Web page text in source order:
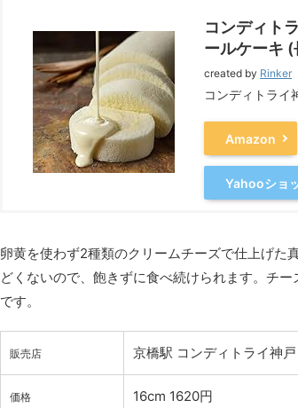
コンディト
ールケーキ
created by Rinker
コンディトライ
Amazon
Yahooショ
卵黄を使わず2種類のクリームチーズで仕上げた
どくないので、飽きずに食べ続けられます。チ
です。
販売店 京橋駅 コンディトライ神戸
価格 16cm 1620円